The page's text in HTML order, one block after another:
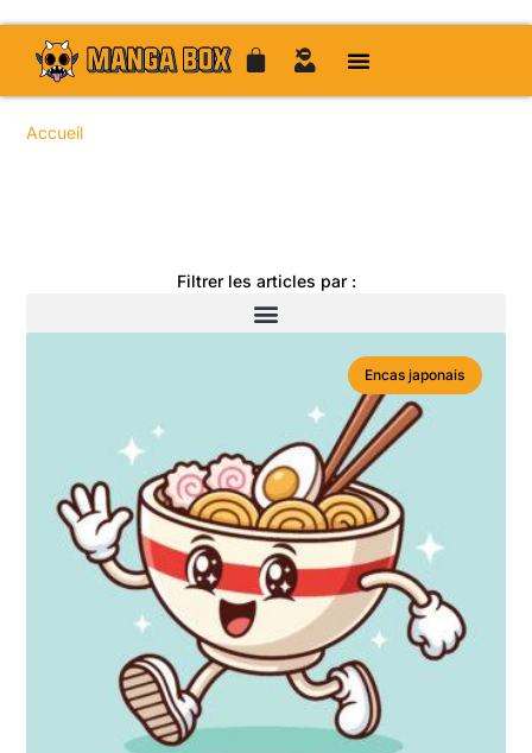
Accueil
Filtrer les articles par :
Encas japonais